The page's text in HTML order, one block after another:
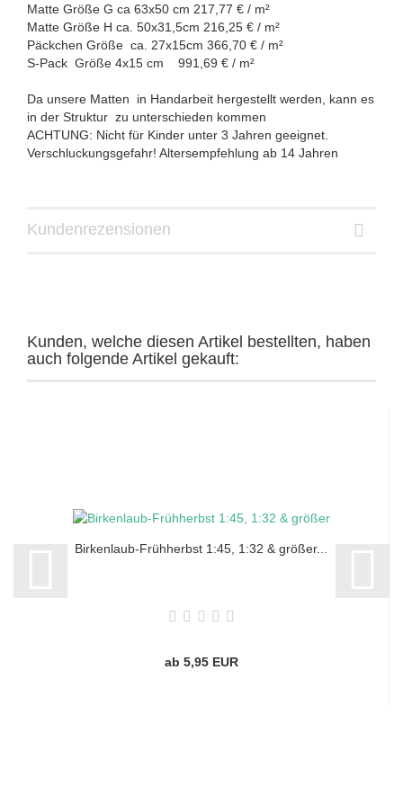
Matte Größe G ca 63x50 cm 217,77 € / m²
Matte Größe H ca. 50x31,5cm 216,25 € / m²
Päckchen Größe ca. 27x15cm 366,70 € / m²
S-Pack Größe 4x15 cm 991,69 € / m²
Da unsere Matten in Handarbeit hergestellt werden, kann es
in der Struktur zu unterschieden kommen
ACHTUNG: Nicht für Kinder unter 3 Jahren geeignet.
Verschluckungsgefahr! Altersempfehlung ab 14 Jahren
Kundenrezensionen
Kunden, welche diesen Artikel bestellten, haben
auch folgende Artikel gekauft:
Birkenlaub-Frühherbst 1:45, 1:32 & größer...
ab 5,95 EUR